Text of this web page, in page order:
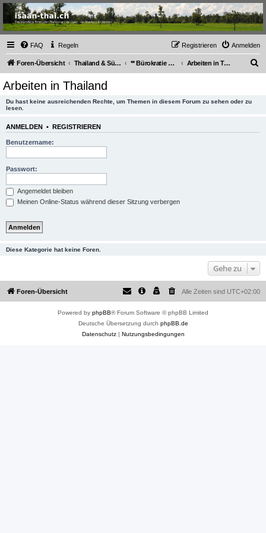
Thailand & Isaan Forum
- isaan-thai.ch
Das freundliche Forum über Thailand und den Isaan - von Membern für Member
FAQ Regeln Anmelden
Registrieren
Foren-Übersicht Thailand & Südostasien ** Bürokratie Thailand Arbeiten in Thailand
Arbeiten in Thailand
Du hast keine ausreichenden Rechte, um Themen in diesem Forum zu sehen oder zu
lesen.
ANMELDEN • REGISTRIEREN
Benutzername:
Passwort:
Angemeldet bleiben
Meinen Online-Status während dieser Sitzung verbergen
Diese Kategorie hat keine Foren.
Gehe zu
Foren-Übersicht Alle Zeiten sind UTC+02:00
Powered by phpBB® Forum Software © phpBB Limited
Deutsche Übersetzung durch phpBB.de
Datenschutz| Nutzungsbedingungen